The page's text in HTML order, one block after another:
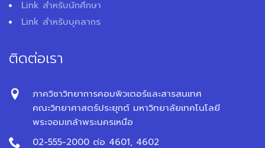
Link สำหรับนักศึกษา
Link สำหรับบุคลากร
ติดต่อเรา
ภาควิชาวิทยาการคอมพิวเตอร์และสารสนเทศ
คณะวิทยาศาสตร์ประยุกต์ มหาวิทยาลัยเทคโนโลยี
พระจอมเกล้าพระนครเหนือ
02-555-2000 ต่อ 4601, 4602